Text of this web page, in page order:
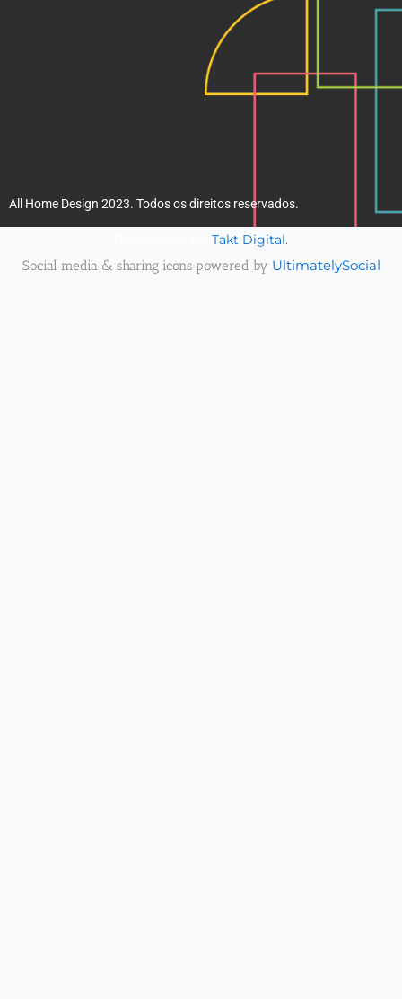
All Home Design 2023. Todos os direitos reservados.
Takt Digital.
Social media & sharing icons powered by UltimatelySocial